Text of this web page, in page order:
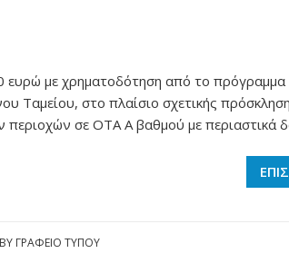
ευρώ με χρηματοδότηση από το πρόγραμμα
στο πλαίσιο σχετικής
σε ΟΤΑ Α βαθμού με περιαστικά
BY ΓΡΑΦΕΙΟ ΤΥΠΟΥ